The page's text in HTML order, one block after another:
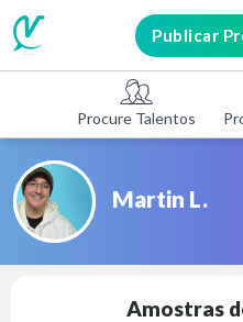
Publicar
Procure Talentos
Martin L.
Amostras